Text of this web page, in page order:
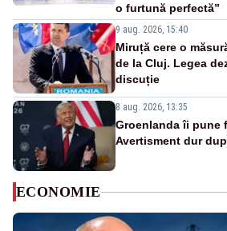
o furtună perfectă”
9 aug. 2026, 15:40
Miruță cere o
de la Cluj. Legea
discuție
8 aug. 2026, 13:35
Groenlanda îi pune
Avertisment dur
ECONOMIE